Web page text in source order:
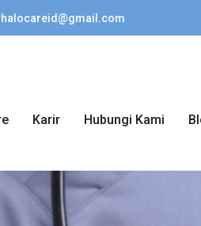
halocareid@gmail.com
Karir Hubungi Kami